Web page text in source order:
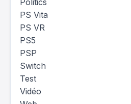
Politics
PS Vita
PS VR
PS5
PSP
Switch
Test
Vidéo